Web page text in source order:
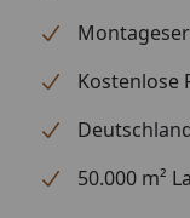
Kostenlose
50.000 m²